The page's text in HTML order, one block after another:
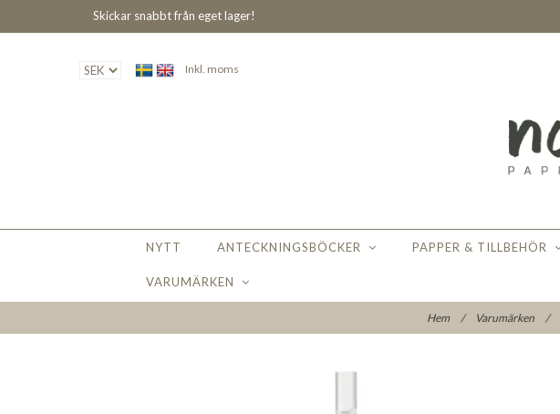
Skickar snabbt från eget lager!
Inkl. moms
NYTT ANTECKNINGSBÖCKER PAPPER & TILLBEHÖR
VARUMÄRKEN
Hem / Varumärken /